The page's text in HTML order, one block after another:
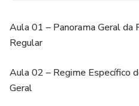
Aula 01 – Panorama Geral
Regular
Aula 02 – Regime Específico
Geral